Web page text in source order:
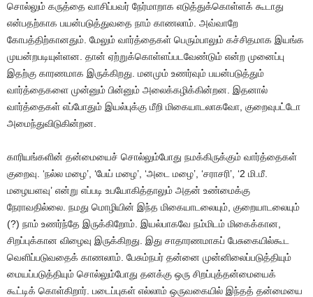
சொல்லும் கருத்தை வாசிப்பவர் நேர்மாறாக எடுத்துக்கொள்ளக் கூடாது
என்பதற்காக பயன்படுத்துவதை நாம் காணலாம். அவ்வாறே
கோபத்திற்கானதும். மேலும் வார்த்தைகள் பெரும்பாலும் கச்சிதமாக இயங்க
முயன்றபடியுள்ளன. தான் ஏற்றுக்கொள்ளப்படவேண்டும் என்ற முனைப்பு
இதற்கு காரணமாக இருக்கிறது. மனமும் உணர்வும் பயன்படுத்தும்
வார்த்தைகளை முன்னும் பின்னும் அலைக்கழிக்கின்றன. இதனால்
வார்த்தைகள் எப்போதும் இயல்புக்கு மீறி மிகையாடலாகவோ, குறைவுபட்டோ
அமைந்துவிடுகின்றன.
காரியங்களின் தன்மையைச் சொல்லும்போது நமக்கிருக்கும் வார்த்தைகள்
குறைவு. ‘நல்ல மழை’, ‘பேய் மழை’, ‘அடை மழை’, ‘சராசரி’, ‘2 மி.மீ.
மழையளவு’ என்று எப்படி உபயோகித்தாலும் அதன் உண்மைக்கு
நேராவதில்லை. நமது மொழியின் இந்த மிகையாடலையும், குறையாடலையும்
(?) நாம் உணர்ந்தே இருக்கிறோம். இயல்பாகவே நம்மிடம் மிகைக்கான,
சிறப்புக்கான விழைவு இருக்கிறது. இது சாதாரணமாகப் பேசுகையில்கூட
வெளிப்படுவதைக் காணலாம். பேசும்நபர் தன்னை முன்னிலைப்படுத்தியும்
மையப்படுத்தியும் சொல்லும்போது தனக்கு ஒரு சிறப்புத்தன்மையைக்
கூட்டிக் கொள்கிறார். படைப்புகள் எல்லாம் ஒருவகையில் இந்தத் தன்மையை